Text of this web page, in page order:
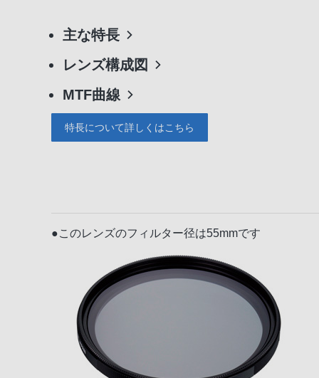
主な特長
レンズ構成図
MTF曲線
特長について詳しくはこちら
●このレンズのフィルター径は55mmです